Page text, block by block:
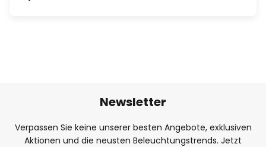
Newsletter
Verpassen Sie keine unserer besten Angebote, exklusiven
Aktionen und die neusten Beleuchtungstrends. Jetzt